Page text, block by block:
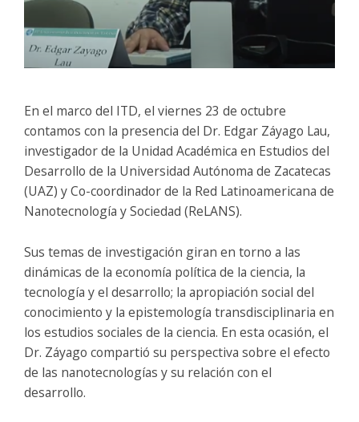
En el marco del ITD, el viernes 23 de octubre
contamos con la presencia del Dr. Edgar Záyago Lau,
investigador de la Unidad Académica en Estudios del
Desarrollo de la Universidad Autónoma de Zacatecas
(UAZ) y Co-coordinador de la Red Latinoamericana de
Nanotecnología y Sociedad (ReLANS).
Sus temas de investigación giran en torno a las
dinámicas de la economía política de la ciencia, la
tecnología y el desarrollo; la apropiación social del
conocimiento y la epistemología transdisciplinaria en
los estudios sociales de la ciencia. En esta ocasión, el
Dr. Záyago compartió su perspectiva sobre el efecto
de las nanotecnologías y su relación con el
desarrollo.